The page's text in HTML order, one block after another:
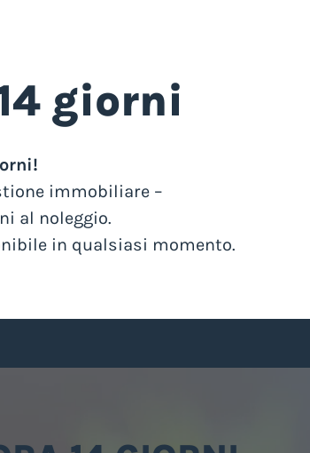
immobiliare –
al noleggio.
in qualsiasi momento.
giorni